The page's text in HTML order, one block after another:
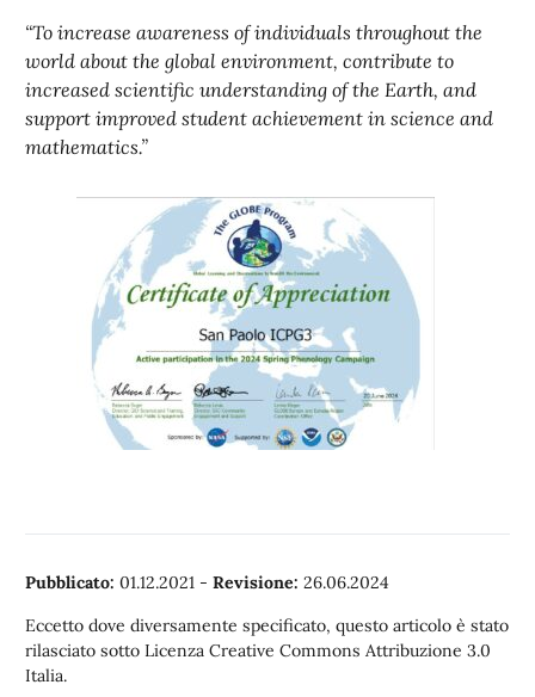
“To increase awareness of individuals throughout the
world about the global environment, contribute to
increased scientific understanding of the Earth, and
support improved student achievement in science and
mathematics.”
Pubblicato: 01.12.2021 - Revisione: 26.06.2024
Eccetto dove diversamente specificato, questo articolo è stato
rilasciato sotto Licenza Creative Commons Attribuzione 3.0
Italia.